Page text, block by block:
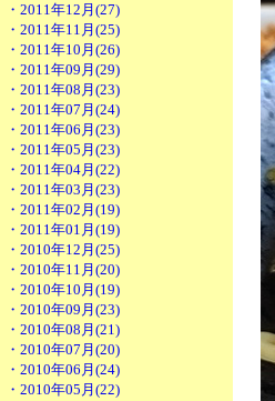
・2011年12月(27)
・2011年11月(25)
・2011年10月(26)
・2011年09月(29)
・2011年08月(23)
・2011年07月(24)
・2011年06月(23)
・2011年05月(23)
・2011年04月(22)
・2011年03月(23)
・2011年02月(19)
・2011年01月(19)
・2010年12月(25)
・2010年11月(20)
・2010年10月(19)
・2010年09月(23)
・2010年08月(21)
・2010年07月(20)
・2010年06月(24)
・2010年05月(22)